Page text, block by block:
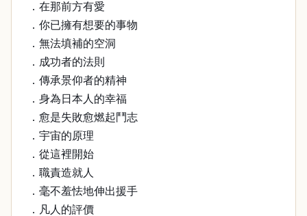
．在那前方有愛
．你已擁有想要的事物
．無法填補的空洞
．成功者的法則
．傳承景仰者的精神
．身為日本人的幸福
．愈是失敗愈燃起鬥志
．宇宙的原理
．從這裡開始
．職責造就人
．毫不羞怯地伸出援手
．凡人的評價